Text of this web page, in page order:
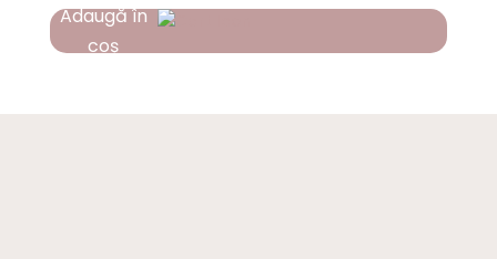
Adaugă în
coș